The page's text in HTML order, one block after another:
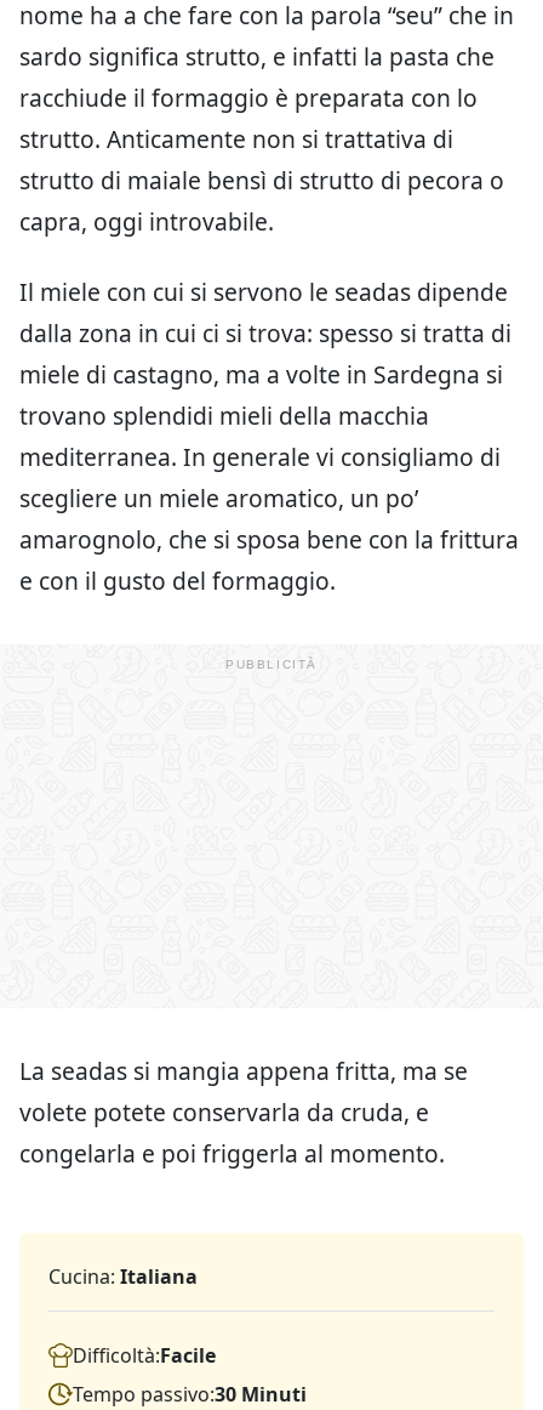
nome ha a che fare con la parola “seu” che in
sardo significa strutto, e infatti la pasta che
racchiude il formaggio è preparata con lo
strutto. Anticamente non si trattativa di
strutto di maiale bensì di strutto di pecora o
capra, oggi introvabile.
Il miele con cui si servono le seadas dipende
dalla zona in cui ci si trova: spesso si tratta di
miele di castagno, ma a volte in Sardegna si
trovano splendidi mieli della macchia
mediterranea. In generale vi consigliamo di
scegliere un miele aromatico, un po’
amarognolo, che si sposa bene con la frittura
e con il gusto del formaggio.
La seadas si mangia appena fritta, ma se
volete potete conservarla da cruda, e
congelarla e poi friggerla al momento.
Cucina: Italiana
Difficoltà:Facile
Tempo passivo:30 Minuti